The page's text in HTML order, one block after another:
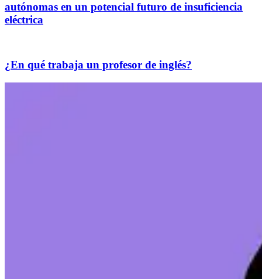
autónomas en un potencial futuro de insuficiencia
eléctrica
¿En qué trabaja un profesor de inglés?